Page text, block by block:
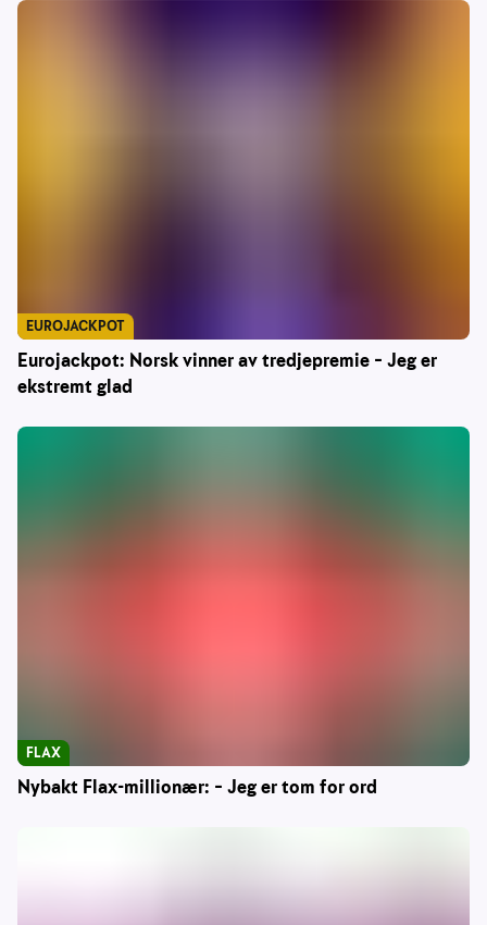
Eurojackpot: Norsk vinner av tredjepremie – Jeg er
ekstremt glad
EUROJACKPOT
Nybakt Flax-millionær: – Jeg er tom for ord
FLAX